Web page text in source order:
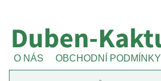
O NÁS OBCHODNÍ PODMÍNKY